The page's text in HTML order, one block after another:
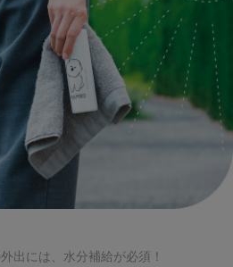
出には、水分補給が必須！